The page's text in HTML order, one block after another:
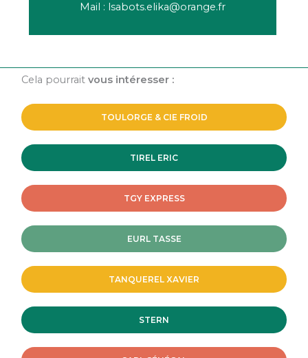
Mail : lsabots.elika@orange.fr
Cela pourraitvous intéresser :
TOULORGE & CIE FROID
TIREL ERIC
TGY EXPRESS
EURL TASSE
TANQUEREL XAVIER
STERN